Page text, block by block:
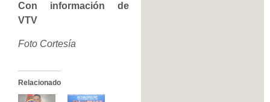
Con información de
VTV
Foto Cortesía
Relacionado